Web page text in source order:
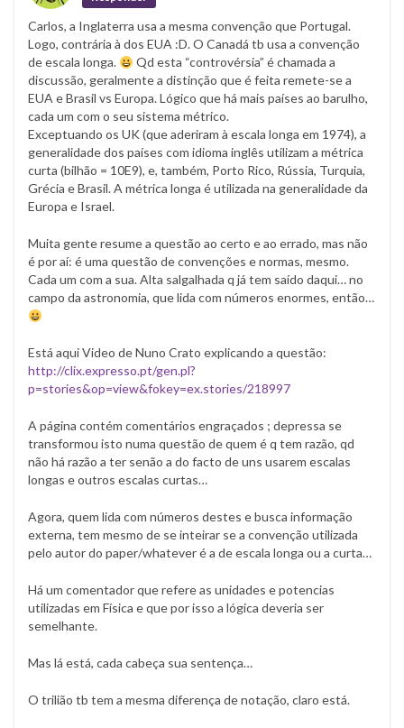
Carlos, a Inglaterra usa a mesma convenção que Portugal.
Logo, contrária à dos EUA :D. O Canadá tb usa a convenção
de escala longa.
Qd esta “controvérsia” é chamada a
discussão, geralmente a distinção que é feita remete-se a
EUA e Brasil vs Europa. Lógico que há mais países ao barulho,
cada um com o seu sistema métrico.
Exceptuando os UK (que aderiram à escala longa em 1974), a
generalidade dos países com idioma inglês utilizam a métrica
curta (bilhão = 10E9), e, também, Porto Rico, Rússia, Turquia,
Grécia e Brasil. A métrica longa é utilizada na generalidade da
Europa e Israel.
Muita gente resume a questão ao certo e ao errado, mas não
é por aí: é uma questão de convenções e normas, mesmo.
Cada um com a sua. Alta salgalhada q já tem saído daqui… no
campo da astronomia, que lida com números enormes, então…
Está aqui Video de Nuno Crato explicando a questão:
http://clix.expresso.pt/gen.pl?
p=stories&op=view&fokey=ex.stories/218997
A página contém comentários engraçados ; depressa se
transformou isto numa questão de quem é q tem razão, qd
não há razão a ter senão a do facto de uns usarem escalas
longas e outros escalas curtas…
Agora, quem lida com números destes e busca informação
externa, tem mesmo de se inteirar se a convenção utilizada
pelo autor do paper/whatever é a de escala longa ou a curta…
Há um comentador que refere as unidades e potencias
utilizadas em Física e que por isso a lógica deveria ser
semelhante.
Mas lá está, cada cabeça sua sentença…
O trilião tb tem a mesma diferença de notação, claro está.